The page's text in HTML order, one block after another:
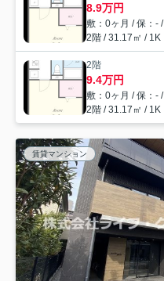
8.9万円
敷：0ヶ月 / 保：-
2階 / 31.17㎡ / 1K
2階
9.4万円
敷：0ヶ月 / 保：-
2階 / 31.17㎡ / 1K
賃貸マンション